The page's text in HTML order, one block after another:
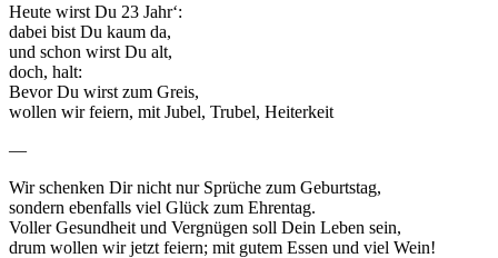
Heute wirst Du 23 Jahr‘:
dabei bist Du kaum da,
und schon wirst Du alt,
doch, halt:
Bevor Du wirst zum Greis,
wollen wir feiern, mit Jubel, Trubel, Heiterkeit
—
Wir schenken Dir nicht nur Sprüche zum Geburtstag,
sondern ebenfalls viel Glück zum Ehrentag.
Voller Gesundheit und Vergnügen soll Dein Leben sein,
drum wollen wir jetzt feiern; mit gutem Essen und viel Wein!